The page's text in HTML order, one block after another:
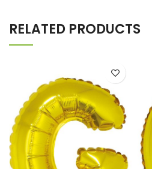
RELATED PRODUCTS